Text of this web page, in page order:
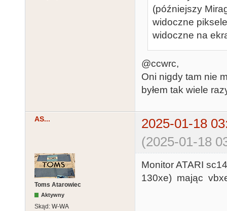
(późniejszy
widoczne
widoczne na
@ccwrc,
Oni nigdy tam nie
byłem tak wiele
AS...
2025-01-18
(2025-01-18
Toms Atarowiec
Aktywny
Skąd: W-WA
Monitor ATARI
130xe) mając